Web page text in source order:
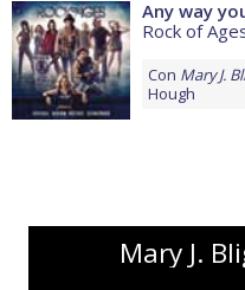
Any way
Rock of
Con Mary J.
Hough
Mary J.